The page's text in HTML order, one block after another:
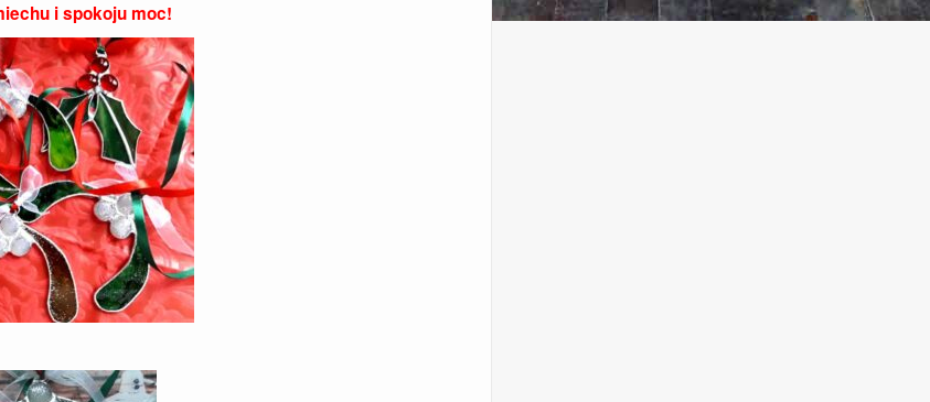
i spokoju moc!